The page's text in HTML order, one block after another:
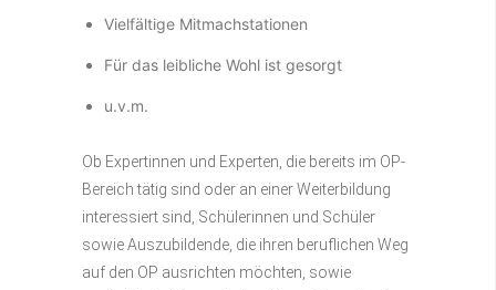
Vielfältige Mitmachstationen
Für das leibliche Wohl ist gesorgt
u.v.m.
Ob Expertinnen und Experten, die bereits im OP-
Bereich tätig sind oder an einer Weiterbildung
interessiert sind, Schülerinnen und Schüler
sowie Auszubildende, die ihren beruflichen Weg
auf den OP ausrichten möchten, sowie